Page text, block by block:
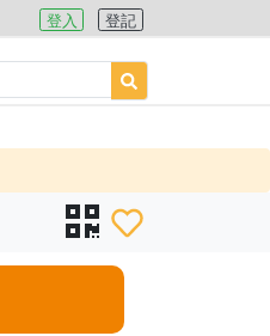
登入 登記